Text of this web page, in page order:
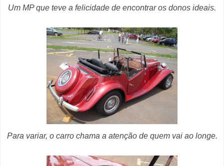
Um MP que teve a felicidade de encontrar os donos ideais.
Para variar, o carro chama a atenção de quem vai ao longe.